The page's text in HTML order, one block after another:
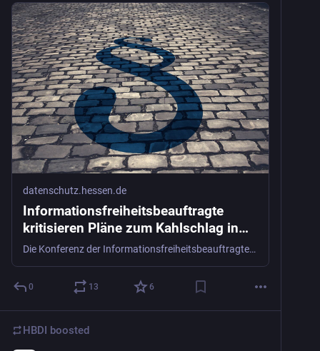
datenschutz.hessen.de
Informationsfreiheitsbeauftragte
kritisieren Pläne zum Kahlschlag in
der Informationsfreiheit
Die Konferenz der Informationsfreiheitsbeauftragten in Deutschland (IFK) lehnt die Pläne der Bundesregierung, das Informationsfreiheitsgesetz massiv einzuschränken, mit Nachdruck ab.
0 13 6
HBDI boosted